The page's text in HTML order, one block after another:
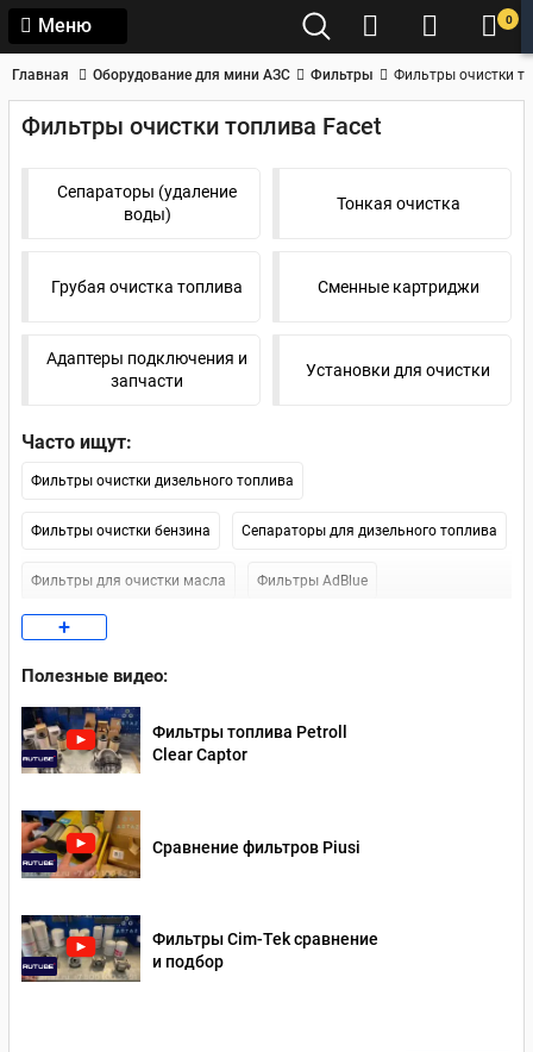
Меню 0
Главная Оборудование для мини АЗС Фильтры Фильтры очистки
Фильтры очистки топлива Facet
Сепараторы (удаление
воды)
Тонкая очистка
Грубая очистка топлива Сменные картриджи
Адаптеры подключения и
запчасти
Установки для очистки
Часто ищут:
Фильтры очистки дизельного топлива
Фильтры очистки бензина Сепараторы для дизельного топлива
Фильтры для очистки масла Фильтры AdBlue
Фильтры очистки топлива Piusi
Фильтры очистки топлива Gespasa
Фильтры очистки топлива Facet
+
Полезные видео:
Фильтры топлива Petroll
Clear Captor
Сравнение фильтров Piusi
Фильтры Cim-Tek сравнение
и подбор